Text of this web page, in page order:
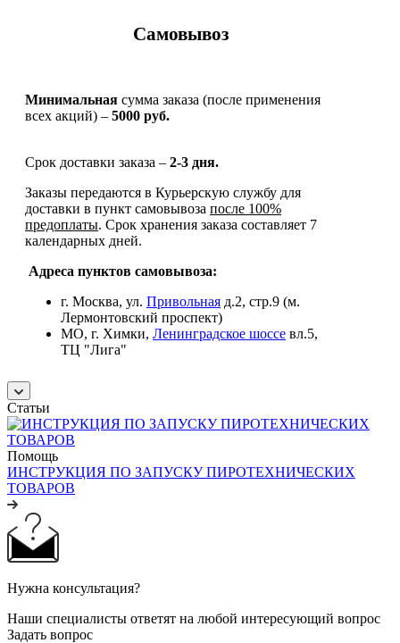
Самовывоз
Минимальная сумма заказа (после применения
всех акций) – 5000 руб.
Срок доставки заказа – 2-3 дня.
Заказы передаются в Курьерскую службу для
доставки в пункт самовывоза после 100%
предоплаты. Срок хранения заказа составляет 7
календарных дней.
Адреса пунктов самовывоза:
г. Москва, ул. Привольная д.2, стр.9 (м.
Лермонтовский проспект)
МО, г. Химки, Ленинградское шоссе вл.5,
ТЦ "Лига"
Статьи
Помощь
ИНСТРУКЦИЯ ПО ЗАПУСКУ ПИРОТЕХНИЧЕСКИХ
ТОВАРОВ
Нужна консультация?
Наши специалисты ответят на любой интересующий вопрос
Задать вопрос